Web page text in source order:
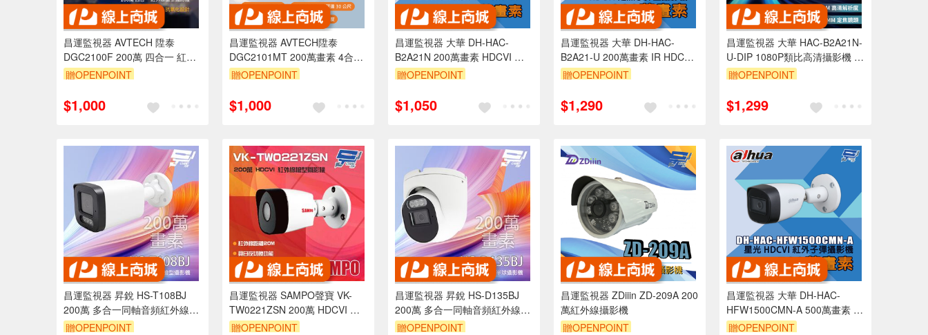
昌運監視器 AVTECH 陞泰
DGC2100F 200萬 四合一 紅外
線槍型攝影機 紅外線30M
贈OPENPOINT
$1,000
昌運監視器 AVTECH陞泰
DGC2101MT 200萬畫素 4合1
紅外線槍型攝影機
贈OPENPOINT
$1,000
昌運監視器 大華 DH-HAC-
B2A21N 200萬畫素 HDCVI 紅
外線子彈型攝影機
贈OPENPOINT
$1,050
昌運監視器 大華 DH-HAC-
B2A21-U 200萬畫素 IR HDCVI
定焦子彈型攝影機
贈OPENPOINT
$1,290
昌運監視器 大華 HAC-B2A21N-
U-DIP 1080P類比高清攝影機 智
慧紅外線 夜視有效距離達30公
贈OPENPOINT
$1,299
昌運監視器 昇銳 HS-T108BJ
200萬 多合一同軸音頻紅外線槍
型攝影機 紅外線20M
贈OPENPOINT
昌運監視器 SAMPO聲寶 VK-
TW0221ZSN 200萬 HDCVI 紅
外槍型攝影機
贈OPENPOINT
昌運監視器 昇銳 HS-D135BJ
200萬 多合一同軸音頻紅外線半
球攝影機 紅外線20M IP67防水
贈OPENPOINT
昌運監視器 ZDiiin ZD-209A 200
萬紅外線攝影機
贈OPENPOINT
昌運監視器 大華 DH-HAC-
HFW1500CMN-A 500萬畫素 星
光 HDCVI 紅外子彈攝影機
贈OPENPOINT